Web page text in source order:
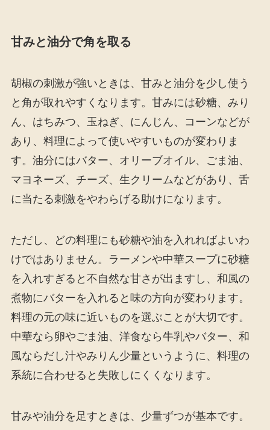
甘みと油分で角を取る
胡椒の刺激が強いときは、甘みと油分を少し使う
と角が取れやすくなります。甘みには砂糖、みり
ん、はちみつ、玉ねぎ、にんじん、コーンなどが
あり、料理によって使いやすいものが変わりま
す。油分にはバター、オリーブオイル、ごま油、
マヨネーズ、チーズ、生クリームなどがあり、舌
に当たる刺激をやわらげる助けになります。
ただし、どの料理にも砂糖や油を入れればよいわ
けではありません。ラーメンや中華スープに砂糖
を入れすぎると不自然な甘さが出ますし、和風の
煮物にバターを入れると味の方向が変わります。
料理の元の味に近いものを選ぶことが大切です。
中華なら卵やごま油、洋食なら牛乳やバター、和
風ならだし汁やみりん少量というように、料理の
系統に合わせると失敗しにくくなります。
甘みや油分を足すときは、少量ずつが基本です。